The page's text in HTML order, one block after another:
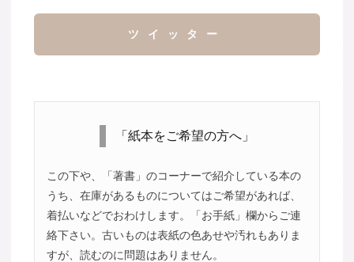
ツイッター
「紙本をご希望の方へ」
この下や、「著書」のコーナーで紹介している本の
うち、在庫があるものについてはご希望があれば、
着払いなどでおわけします。「お手紙」欄からご連
絡下さい。古いものは表紙の色あせや汚れもありま
すが、読むのに問題はありません。